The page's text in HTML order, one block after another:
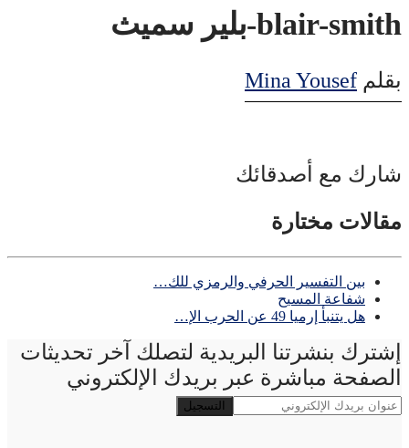
blair-smith-بلير سميث
بقلم Mina Yousef
شارك مع أصدقائك
مقالات مختارة
بين التفسير الحرفي والرمزي للك…
شفاعة المسيح
هل يتنبأ إرميا 49 عن الحرب الإ…
إشترك بنشرتنا البريدية لتصلك آخر تحديثات
الصفحة مباشرة عبر بريدك الإلكتروني